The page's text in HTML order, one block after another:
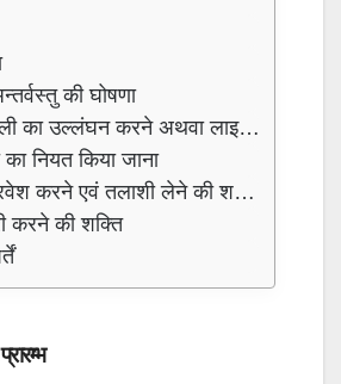
की घोषणा
6- इस नियमावली का उल्लंघन करने अथवा लाइसेंस के किसी शर्त को भंग करने के विरूद्ध कार्यवाही
नियत किया जाना
8- परिसर में प्रवेश करने एवं तलाशी लेने की शक्ति
करने की शक्ति